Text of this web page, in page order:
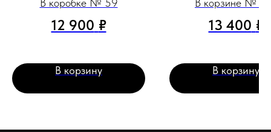
В коробке № 59
12 900 ₽
В корзину
В корзине №
13 400 ₽
В корзину